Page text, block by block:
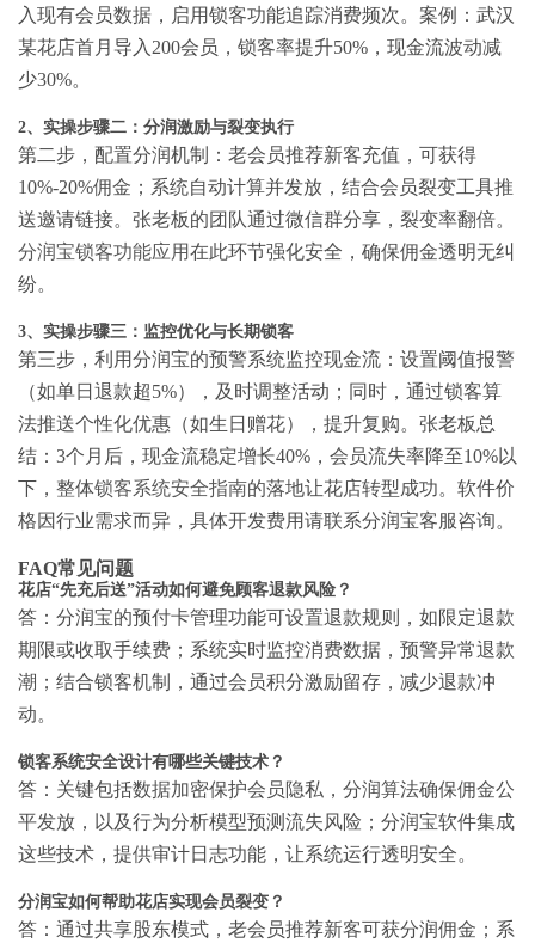
入现有会员数据，启用锁客功能追踪消费频次。案例：武汉
某花店首月导入200会员，锁客率提升50%，现金流波动减
少30%。
2、实操步骤二：分润激励与裂变执行
第二步，配置分润机制：老会员推荐新客充值，可获得
10%-20%佣金；系统自动计算并发放，结合会员裂变工具推
送邀请链接。张老板的团队通过微信群分享，裂变率翻倍。
分润宝锁客功能应用在此环节强化安全，确保佣金透明无纠
纷。
3、实操步骤三：监控优化与长期锁客
第三步，利用分润宝的预警系统监控现金流：设置阈值报警
（如单日退款超5%），及时调整活动；同时，通过锁客算
法推送个性化优惠（如生日赠花），提升复购。张老板总
结：3个月后，现金流稳定增长40%，会员流失率降至10%以
下，整体锁客系统安全指南的落地让花店转型成功。软件价
格因行业需求而异，具体开发费用请联系分润宝客服咨询。
FAQ常见问题
花店“先充后送”活动如何避免顾客退款风险？
答：分润宝的预付卡管理功能可设置退款规则，如限定退款
期限或收取手续费；系统实时监控消费数据，预警异常退款
潮；结合锁客机制，通过会员积分激励留存，减少退款冲
动。
锁客系统安全设计有哪些关键技术？
答：关键包括数据加密保护会员隐私，分润算法确保佣金公
平发放，以及行为分析模型预测流失风险；分润宝软件集成
这些技术，提供审计日志功能，让系统运行透明安全。
分润宝如何帮助花店实现会员裂变？
答：通过共享股东模式，老会员推荐新客可获分润佣金；系